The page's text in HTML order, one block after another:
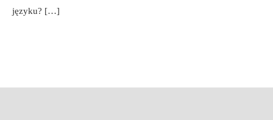
języku? […]